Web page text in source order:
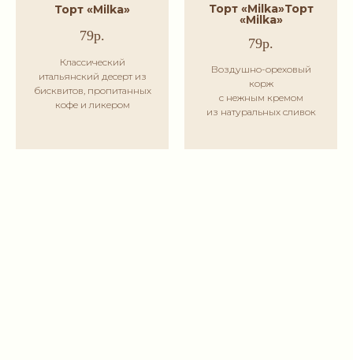
Торт «Milka»
79р.
Классический
итальянский десерт из
бисквитов, пропитанных
кофе и ликером
Торт «Milka»Торт
«Milka»
79р.
Воздушно-ореховый
корж
с нежным кремом
из натуральных сливок